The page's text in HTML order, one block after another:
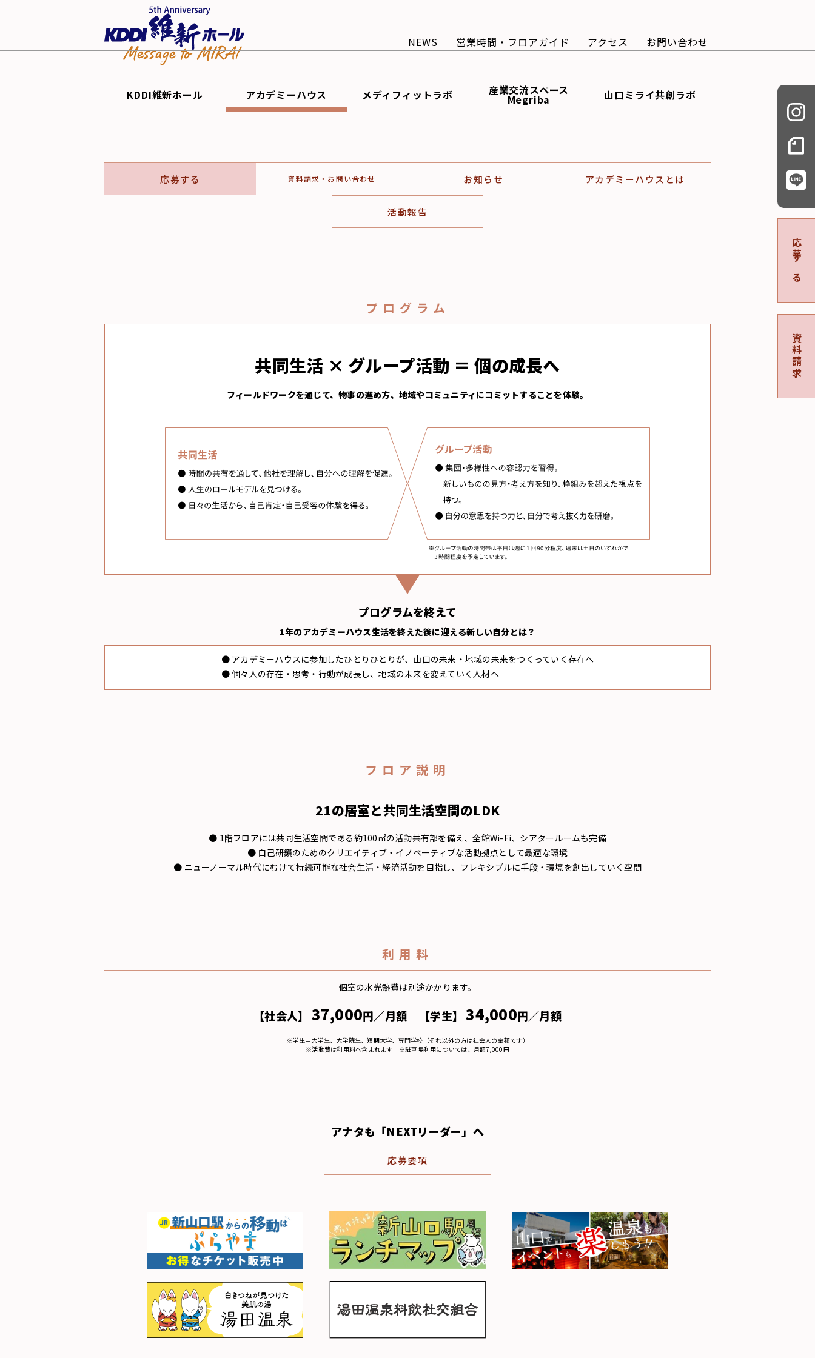
NEWS 営業時間・フロアガイド アクセス お問い合わせ
KDDI維新ホール アカデミーハウス メディフィットラボ 産業交流スペース
Megriba 山口ミライ共創ラボ
応募する 資料請求・お問い合わせ お知らせ アカデミーハウスとは
活動報告
応募する
資料請求
プログラム
共同生活 × グループ活動 ＝ 個の成長へ
フィールドワークを通じて、物事の進め方、 地域やコミュニティにコミットすることを体験。
プログラムを終えて
1年のアカデミーハウス生活を終えた後に迎える新しい自分とは？
● アカデミーハウスに参加したひとりひとりが、山口の未来・地域の未来をつくっていく存在へ
● 個々人の存在・思考・行動が成長し、地域の未来を変えていく人材へ
フロア説明
21の居室と共同生活空間のLDK
● 1階フロアには共同生活空間である約100㎡の活動共有部を備え、全館Wi-Fi、シアタールームも完備
● 自己研鑽のためのクリエイティブ・イノベーティブな活動拠点として最適な環境
● ニューノーマル時代にむけて持続可能な社会生活・経済活動を目指し、フレキシブルに手段・環境を創出していく空間
利用料
個室の水光熱費は別途かかります。
【社会人】 37,000円／月額 【学生】34,000円／月額
※学生＝大学生、大学院生、短期大学、専門学校（それ以外の方は社会人の金額です）
※活動費は利用料へ含まれます ※駐車場利用については、月額7,000円
アナタも「NEXTリーダー」へ
応募要項